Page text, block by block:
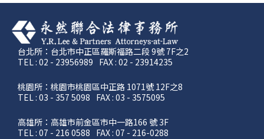
台北所：台北市中正區羅斯福路二段 9號 7F之2
TEL : 02 - 23956989 FAX : 02 - 23914235
桃園所：桃園市桃園區中正路 1071號 12F之8
TEL : 03 - 357 5098 FAX : 03 - 3575095
高雄所：高雄市前金區市中一路166 號 3F
TEL : 07 - 216 0588 FAX : 07 - 216-0288